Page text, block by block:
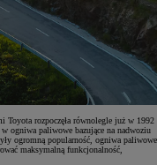
Toyota rozpoczęła równolegle już w 1992
ogniwa paliwowe bazujące na nadwoziu
ogromną popularność, ogniwa paliwowe
maksymalną funkcjonalność,